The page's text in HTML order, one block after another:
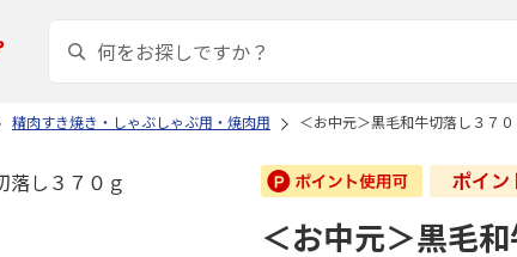
精肉すき焼き・しゃぶしゃぶ用・焼肉用 ＜お中元＞黒毛和牛切落し３７０
＜お中元＞黒毛